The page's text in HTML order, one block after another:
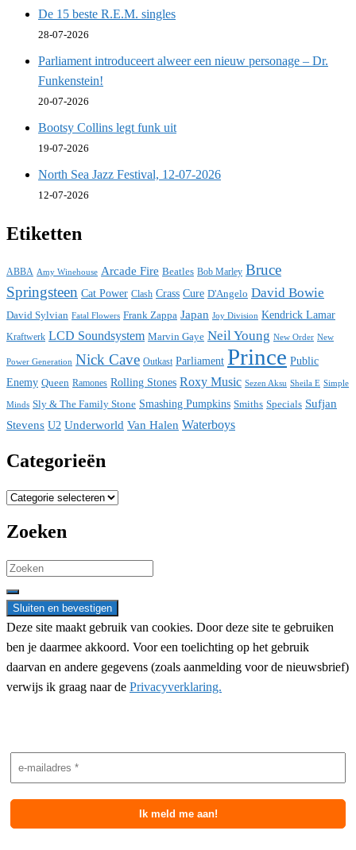
De 15 beste R.E.M. singles
28-07-2026
Parliament introduceert alweer een nieuw personage – Dr.
Funkenstein!
20-07-2026
Bootsy Collins legt funk uit
19-07-2026
North Sea Jazz Festival, 12-07-2026
12-07-2026
Etiketten
ABBA Amy Winehouse Arcade Fire Beatles Bob Marley Bruce
Springsteen Cat Power Clash Crass Cure D'Angelo David Bowie
David Sylvian Fatal Flowers Frank Zappa Japan Joy Division Kendrick Lamar
Kraftwerk LCD Soundsystem Marvin Gaye Neil Young New Order New
Power Generation Nick Cave Outkast Parliament Prince Public
Enemy Queen Ramones Rolling Stones Roxy Music Sezen Aksu Sheila E Simple
Minds Sly & The Family Stone Smashing Pumpkins Smiths Specials Sufjan
Stevens U2 Underworld Van Halen Waterboys
Categorieën
Categorieën
Zoeken
Search
for:
Deze site maakt gebruik van cookies. Door deze site te gebruiken
ben je daarmee akkoord. Voor een toelichting op het gebruik
daarvan en andere gegevens (zoals aanmelding voor de nieuwsbrief)
verwijs ik graag naar de Privacyverklaring.